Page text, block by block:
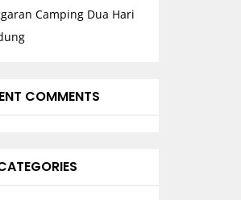
Camping Dua Hari
COMMENTS